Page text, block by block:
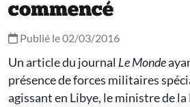
commencé
Publié le 02/03/2016
Un article du journal Le Monde
présence de forces militaires
agissant en Libye, le ministre de